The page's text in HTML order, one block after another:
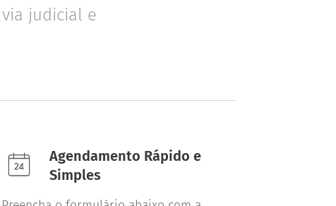
judicial e
Agendamento Rápido e
Simples